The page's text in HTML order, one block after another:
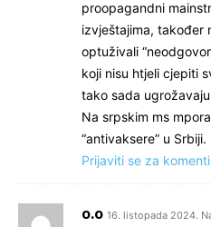
proopagandni
izvještajima, također
optuživali
koji nisu htjeli cjepiti
tako sada
Na srpskim ms
“antivaksere” u Srbiji.
Prijaviti se za
o.o 16. listopada 2024.